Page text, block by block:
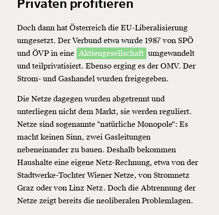
Privaten profitieren
Doch dann hat Österreich die EU-Liberalisierung
umgesetzt. Der Verbund etwa wurde 1987 von SPÖ
und ÖVP in eine Aktiengesellschaft umgewandelt
und teilprivatisiert. Ebenso erging es der OMV. Der
Strom- und Gashandel wurden freigegeben.
Die Netze dagegen wurden abgetrennt und
unterliegen nicht dem Markt, sie werden reguliert.
Netze sind sogenannte "natürliche Monopole": Es
macht keinen Sinn, zwei Gasleitungen
nebeneinander zu bauen. Deshalb bekommen
Haushalte eine eigene Netz-Rechnung, etwa von der
Stadtwerke-Tochter Wiener Netze, von Stromnetz
Graz oder von Linz Netz. Doch die Abtrennung der
Netze zeigt bereits die neoliberalen Problemlagen.